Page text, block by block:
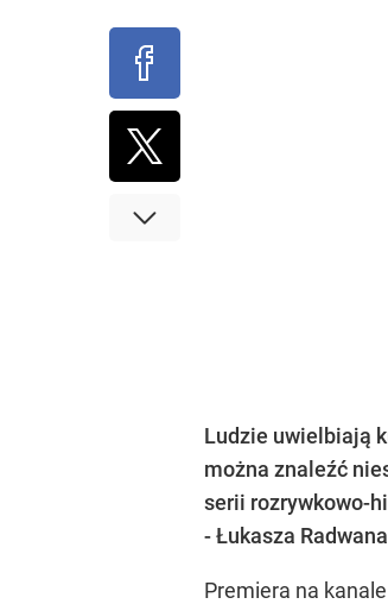
Ludzie uwielbiają
można znaleźć
serii rozrywkowo-
- Łukasza
Premiera na